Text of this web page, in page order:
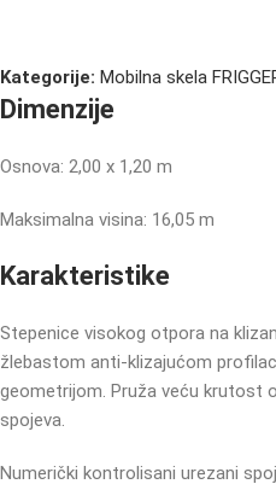
Kategorije: Mobilna skela
Dimenzije
Osnova: 2,00 x 1,20 m
Maksimalna visina: 16,05 m
Karakteristike
Stepenice visokog otpora na
žlebastom anti-klizajućom
geometrijom. Pruža veću krutost
spojeva.
Numerički kontrolisani urezani